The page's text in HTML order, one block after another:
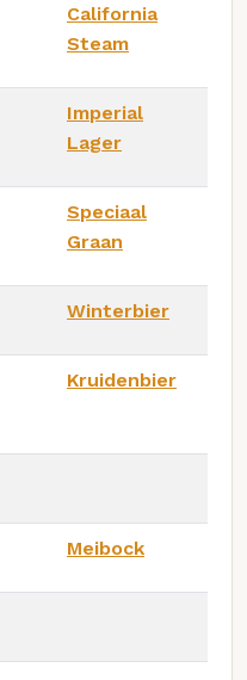
California
Steam
Imperial
Lager
Speciaal
Graan
Winterbier
Kruidenbier
Meibock